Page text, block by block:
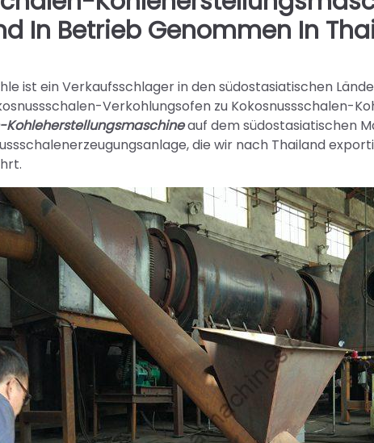
In Betrieb Genommen In
ist ein Verkaufsschlager in den südostasiatischen
Verkohlungsofen zu Kokosnussschalen-
Kohleherstellungsmaschineauf dem südostasiatischen
die wir nach Thailand